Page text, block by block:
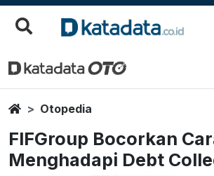
HomeOtopedia
FIFGroup Bocorkan
Menghadapi Debt